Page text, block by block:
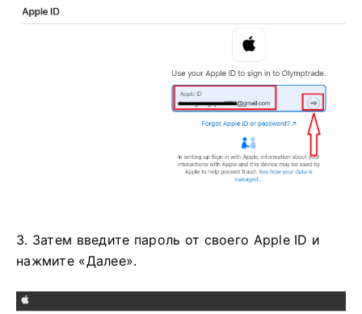
3. Затем введите пароль от своего Apple ID и
нажмите «Далее».